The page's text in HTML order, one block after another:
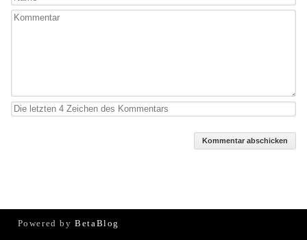
Kommentar abschicken
Powered byBetaBlog